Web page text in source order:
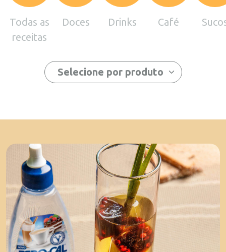
Todas as
receitas
Doces Drinks Café